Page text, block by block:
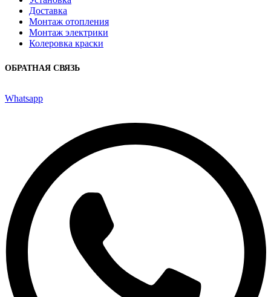
Доставка
Монтаж отопления
Монтаж электрики
Колеровка краски
ОБРАТНАЯ СВЯЗЬ
Whatsapp